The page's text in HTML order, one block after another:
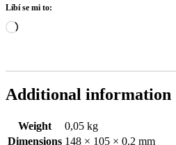
Líbí se mi to:
Načítání…
Additional information
Weight
0,05 kg
Dimensions 148 × 105 × 0,2 mm